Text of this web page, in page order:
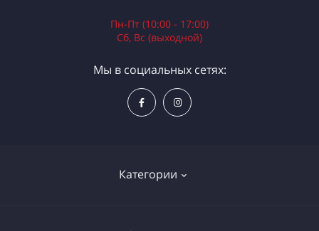
Категории
Электроинструменты
Пн-Пт (10:00 - 17:00)
Сб, Вс (выходной)
Мы в социальных сетях: